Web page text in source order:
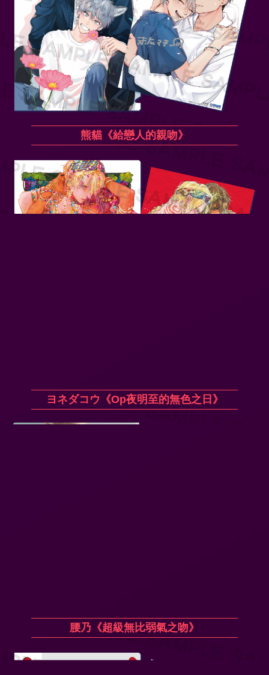
熊貓《給戀人的親吻》
ヨネダコウ《Op夜明至的無色之日》
腰乃《超級無比弱氣之吻》